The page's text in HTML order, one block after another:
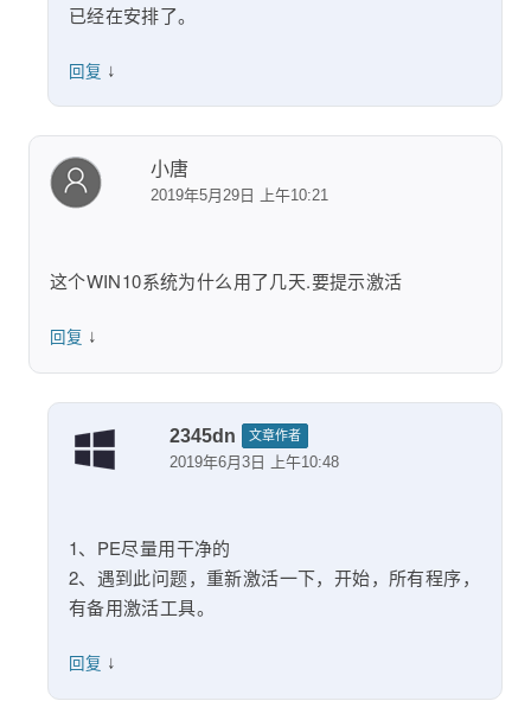
已经在安排了。
回复 ↓
小唐
2019年5月29日 上午10:21
这个WIN10系统为什么用了几天.要提示激活
回复 ↓
2345dn 文章作者
2019年6月3日 上午10:48
1、PE尽量用干净的
2、遇到此问题，重新激活一下，开始，所有程序，
有备用激活工具。
回复 ↓